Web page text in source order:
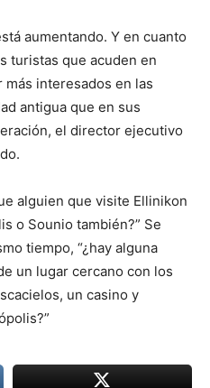
aumentando. Y en cuanto
turistas que acuden en
más interesados en las
antigua que en sus
el director ejecutivo
alguien que visite Ellinikon
o Sounio también?” Se
tiempo, “¿hay alguna
un lugar cercano con los
un casino y